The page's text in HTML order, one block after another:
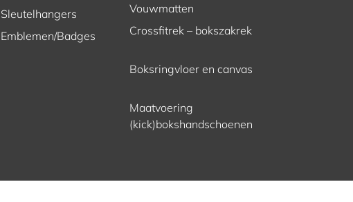
Sleutelhangers
Emblemen/Badges
Vouwmatten
Crossfitrek – bokszakrek
Boksringvloer en canvas
Maatvoering
(kick)bokshandschoenen